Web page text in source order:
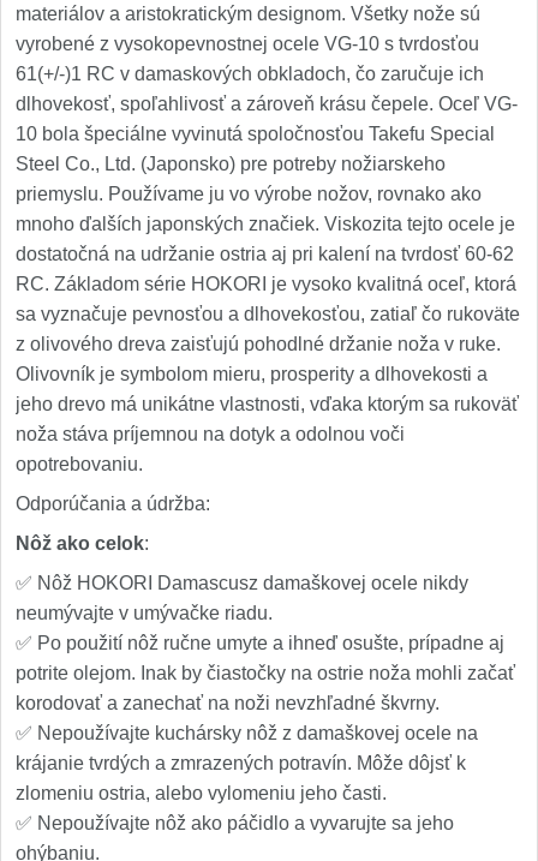
materiálov a aristokratickým designom. Všetky nože sú
vyrobené z vysokopevnostnej ocele VG-10 s tvrdosťou
61(+/-)1 RC v damaskových obkladoch, čo zaručuje ich
dlhovekosť, spoľahlivosť a zároveň krásu čepele. Oceľ VG-
10 bola špeciálne vyvinutá spoločnosťou Takefu Special
Steel Co., Ltd. (Japonsko) pre potreby nožiarskeho
priemyslu. Používame ju vo výrobe nožov, rovnako ako
mnoho ďalších japonských značiek. Viskozita tejto ocele je
dostatočná na udržanie ostria aj pri kalení na tvrdosť 60-62
RC. Základom série HOKORI je vysoko kvalitná oceľ, ktorá
sa vyznačuje pevnosťou a dlhovekosťou, zatiaľ čo rukoväte
z olivového dreva zaisťujú pohodlné držanie noža v ruke.
Olivovník je symbolom mieru, prosperity a dlhovekosti a
jeho drevo má unikátne vlastnosti, vďaka ktorým sa rukoväť
noža stáva príjemnou na dotyk a odolnou voči
opotrebovaniu.
Odporúčania a údržba:
Nôž ako celok:
✅ Nôž HOKORI Damascusz damaškovej ocele nikdy
neumývajte v umývačke riadu.
✅ Po použití nôž ručne umyte a ihneď osušte, prípadne aj
potrite olejom. Inak by čiastočky na ostrie noža mohli začať
korodovať a zanechať na noži nevzhľadné škvrny.
✅ Nepoužívajte kuchársky nôž z damaškovej ocele na
krájanie tvrdých a zmrazených potravín. Môže dôjsť k
zlomeniu ostria, alebo vylomeniu jeho časti.
✅ Nepoužívajte nôž ako páčidlo a vyvarujte sa jeho
ohýbaniu.